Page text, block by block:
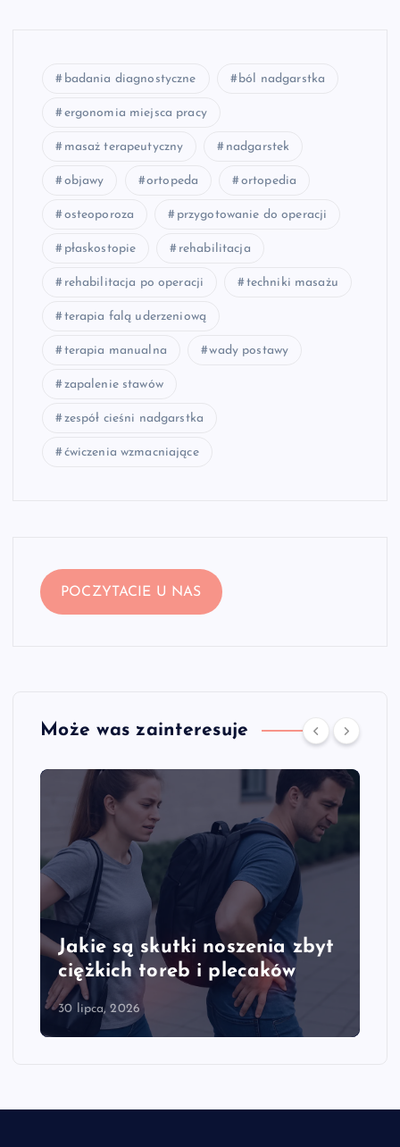
badania diagnostyczne ból nadgarstka
ergonomia miejsca pracy
masaż terapeutyczny nadgarstek
objawy ortopeda ortopedia
osteoporoza przygotowanie do operacji
płaskostopie rehabilitacja
rehabilitacja po operacji techniki masażu
terapia falą uderzeniową
terapia manualna wady postawy
zapalenie stawów
zespół cieśni nadgarstka
ćwiczenia wzmacniające
POCZYTACIE U NAS
Może was zainteresuje
Jakie są skutki noszenia zbyt
ciężkich toreb i plecaków
30 lipca, 2026